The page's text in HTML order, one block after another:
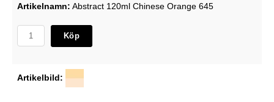
Artikelnamn: Abstract 120ml Chinese Orange 645
Köp
Artikelbild: